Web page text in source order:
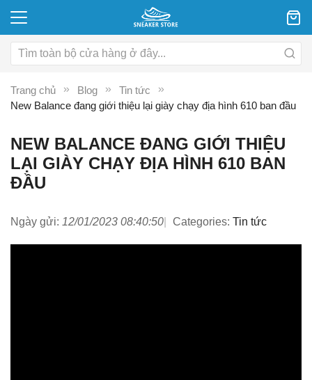
Trang chủ Blog
Tin tức
New Balance đang giới thiệu lại giày chạy địa hình 610 ban đầu
NEW BALANCE ĐANG GIỚI THIỆU
LẠI GIÀY CHẠY ĐỊA HÌNH 610 BAN
ĐẦU
Ngày gửi: 12/01/2023 08:40:50 Categories: Tin tức